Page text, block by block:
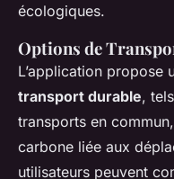
écologiques.
Options de
L’application propose
transport durable,
transports en
carbone liée aux
utilisateurs peuvent